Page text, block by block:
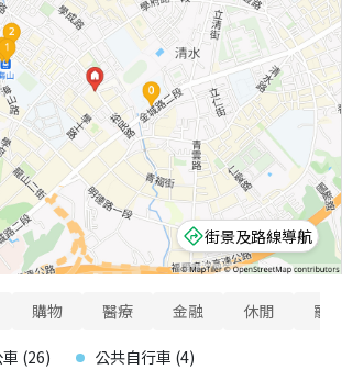
街景及路線導航
購物 醫療 金融 休閒 寵
(26) 公共自行車 (4)